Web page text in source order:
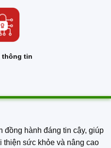
thông tin
hành đáng tin cậy, giúp
thiện sức khỏe và nâng cao